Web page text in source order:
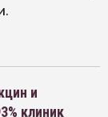
и
клиник